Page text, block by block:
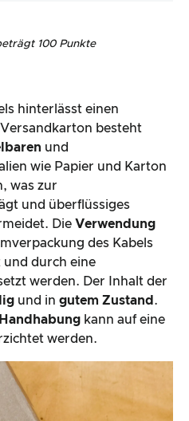
100 Punkte
hinterlässt einen
besteht
und
wie Papier und Karton
was zur
und überflüssiges
Die Verwendung
des Kabels
und durch eine
werden. Der Inhalt der
und in gutem Zustand .
kann auf eine
werden.